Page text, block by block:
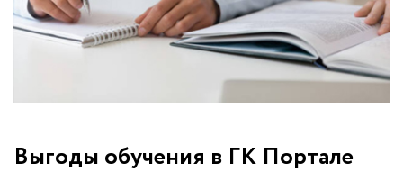
Выгоды обучения в ГК Портале